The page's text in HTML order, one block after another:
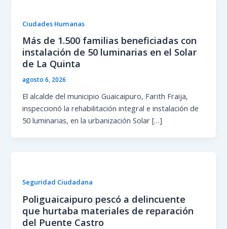
Ciudades Humanas
Más de 1.500 familias beneficiadas con
instalación de 50 luminarias en el Solar
de La Quinta
agosto 6, 2026
El alcalde del municipio Guaicaipuro, Farith Fraija,
inspeccionó la rehabilitación integral e instalación de
50 luminarias, en la urbanización Solar […]
Seguridad Ciudadana
Poliguaicaipuro pescó a delincuente
que hurtaba materiales de reparación
del Puente Castro